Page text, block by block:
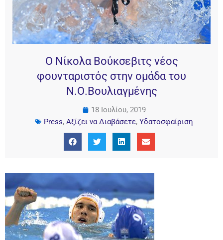
Ο Νίκολα Βούκσεβιτς νέος
φουνταριστός στην ομάδα του
Ν.Ο.Βουλιαγμένης
18 Ιουλίου, 2019
Press, Αξίζει να Διαβάσετε, Υδατοσφαίριση